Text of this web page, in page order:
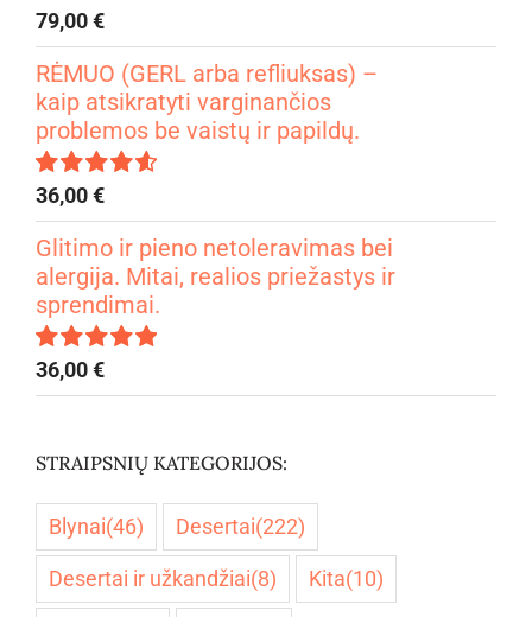
Įvertinimas:
4.99iš 5
79,00€
RĖMUO (GERL arba refliuksas) –
kaip atsikratyti varginančios
problemos be vaistų ir papildų.
Įvertinimas:
4.67iš 5
36,00€
Glitimo ir pieno netoleravimas bei
alergija. Mitai, realios priežastys ir
sprendimai.
Įvertinimas:
5.00iš 5
36,00€
STRAIPSNIŲ KATEGORIJOS:
Blynai(46) Desertai(222)
Desertai ir užkandžiai(8) Kita(10)